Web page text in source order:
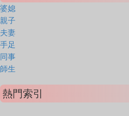
婆媳
親子
夫妻
手足
同事
師生
熱門索引